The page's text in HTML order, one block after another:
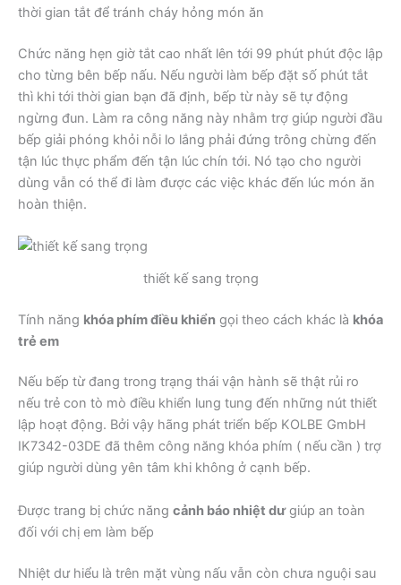
thời gian tắt để tránh cháy hỏng món ăn
Chức năng hẹn giờ tắt cao nhất lên tới 99 phút phút độc lập
cho từng bên bếp nấu. Nếu người làm bếp đặt số phút tắt
thì khi tới thời gian bạn đã định, bếp từ này sẽ tự động
ngừng đun. Làm ra công năng này nhằm trợ giúp người đầu
bếp giải phóng khỏi nỗi lo lắng phải đứng trông chừng đến
tận lúc thực phẩm đến tận lúc chín tới. Nó tạo cho người
dùng vẫn có thể đi làm được các việc khác đến lúc món ăn
hoàn thiện.
thiết kế sang trọng
Tính năng khóa phím điều khiển gọi theo cách khác là khóa
trẻ em
Nếu bếp từ đang trong trạng thái vận hành sẽ thật rủi ro
nếu trẻ con tò mò điều khiển lung tung đến những nút thiết
lập hoạt động. Bởi vậy hãng phát triển bếp KOLBE GmbH
IK7342-03DE đã thêm công năng khóa phím ( nếu cần ) trợ
giúp người dùng yên tâm khi không ở cạnh bếp.
Được trang bị chức năng cảnh báo nhiệt dưgiúp an toàn
đối với chị em làm bếp
Nhiệt dư hiểu là trên mặt vùng nấu vẫn còn chưa nguội sau